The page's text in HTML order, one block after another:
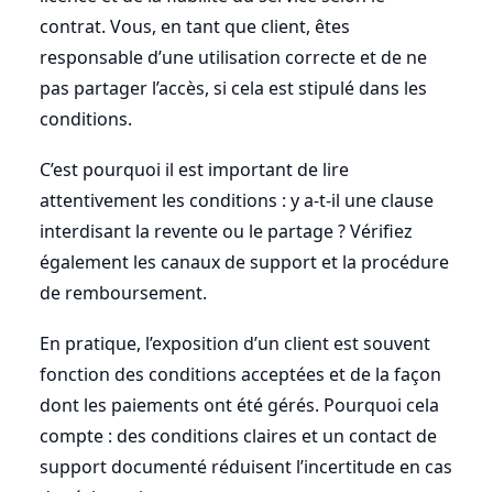
contrat. Vous, en tant que client, êtes
responsable d’une utilisation correcte et de ne
pas partager l’accès, si cela est stipulé dans les
conditions.
C’est pourquoi il est important de lire
attentivement les conditions : y a-t-il une clause
interdisant la revente ou le partage ? Vérifiez
également les canaux de support et la procédure
de remboursement.
En pratique, l’exposition d’un client est souvent
fonction des conditions acceptées et de la façon
dont les paiements ont été gérés. Pourquoi cela
compte : des conditions claires et un contact de
support documenté réduisent l’incertitude en cas